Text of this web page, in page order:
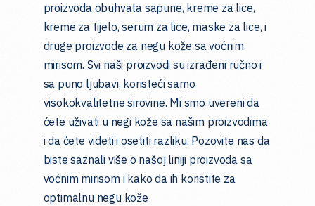
proizvoda obuhvata sapune, kreme za lice,
kreme za tijelo, serum za lice, maske za lice, i
druge proizvode za negu kože sa voćnim
mirisom. Svi naši proizvodi su izrađeni ručno i
sa puno ljubavi, koristeći samo
visokokvalitetne sirovine. Mi smo uvereni da
ćete uživati u negi kože sa našim proizvodima
i da ćete videti i osetiti razliku. Pozovite nas da
biste saznali više o našoj liniji proizvoda sa
voćnim mirisom i kako da ih koristite za
optimalnu negu kože